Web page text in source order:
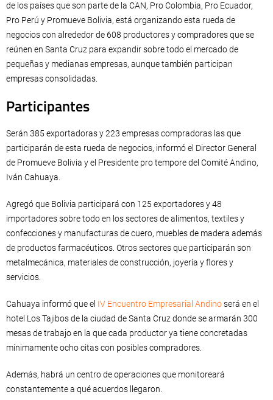
de los países que son parte de la CAN, Pro Colombia, Pro Ecuador,
Pro Perú y Promueve Bolivia, está organizando esta rueda de
negocios con alrededor de 608 productores y compradores que se
reúnen en Santa Cruz para expandir sobre todo el mercado de
pequeñas y medianas empresas, aunque también participan
empresas consolidadas.
Participantes
Serán 385 exportadoras y 223 empresas compradoras las que
participarán de esta rueda de negocios, informó el Director General
de Promueve Bolivia y el Presidente pro tempore del Comité Andino,
Iván Cahuaya.
Agregó que Bolivia participará con 125 exportadores y 48
importadores sobre todo en los sectores de alimentos, textiles y
confecciones y manufacturas de cuero, muebles de madera además
de productos farmacéuticos. Otros sectores que participarán son
metalmecánica, materiales de construcción, joyería y flores y
servicios.
Cahuaya informó que el IV Encuentro Empresarial Andinoserá en el
hotel Los Tajibos de la ciudad de Santa Cruz donde se armarán 300
mesas de trabajo en la que cada productor ya tiene concretadas
mínimamente ocho citas con posibles compradores.
Además, habrá un centro de operaciones que monitoreará
constantemente a qué acuerdos llegaron.